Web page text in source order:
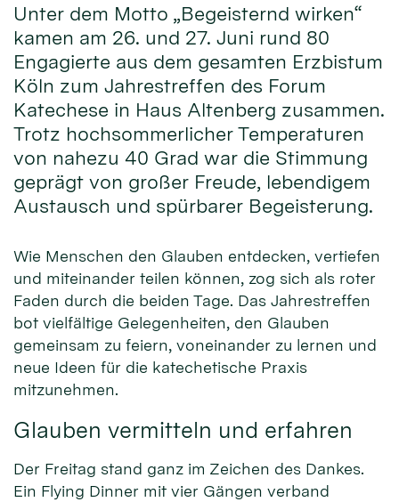
Unter dem Motto „Begeisternd wirken“
kamen am 26. und 27. Juni rund 80
Engagierte aus dem gesamten Erzbistum
Köln zum Jahrestreffen des Forum
Katechese in Haus Altenberg zusammen.
Trotz hochsommerlicher Temperaturen
von nahezu 40 Grad war die Stimmung
geprägt von großer Freude, lebendigem
Austausch und spürbarer Begeisterung.
Wie Menschen den Glauben entdecken, vertiefen
und miteinander teilen können, zog sich als roter
Faden durch die beiden Tage. Das Jahrestreffen
bot vielfältige Gelegenheiten, den Glauben
gemeinsam zu feiern, voneinander zu lernen und
neue Ideen für die katechetische Praxis
mitzunehmen.
Glauben vermitteln und erfahren
Der Freitag stand ganz im Zeichen des Dankes.
Ein Flying Dinner mit vier Gängen verband